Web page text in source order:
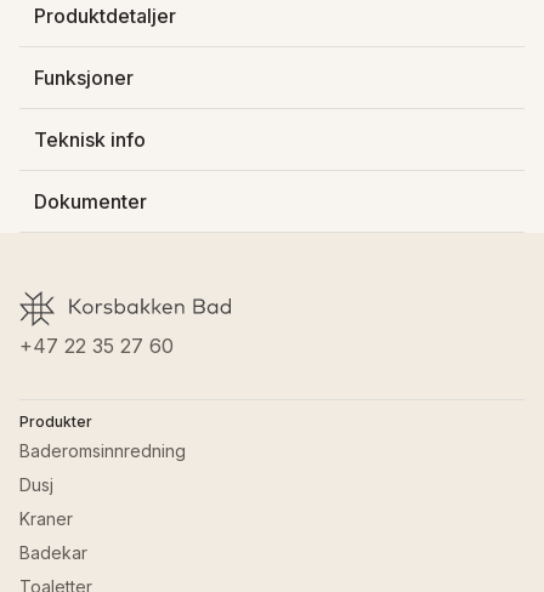
Produktdetaljer
Varenummer
Lagerstatus:Ikke på lager
GTIN:8435120450121
Funksjoner
Teknisk info
Bredde:54 cm
Dokumenter
Last ned filen 2189-livorno-4129-en.pdf
+47 22 35 27 60
Produkter
Baderomsinnredning
Dusj
Kraner
Badekar
Toaletter